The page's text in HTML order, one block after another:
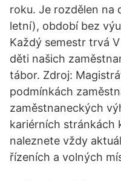
roku. Je rozdělen na
letní), období bez
Každý semestr trvá
děti našich
tábor. Zdroj:
podmínkách
zaměstnaneckých
kariérních stránkách
naleznete vždy
řízeních a volných